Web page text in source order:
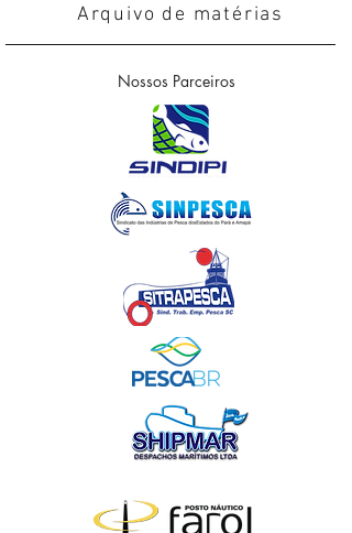
Arquivo de matérias
Nossos Parceiros